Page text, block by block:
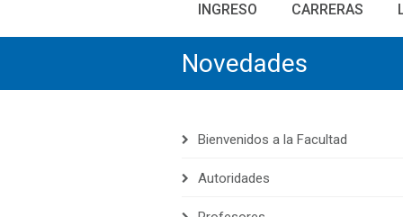
INGRESO CARRERAS
Novedades
Bienvenidos a la Facultad
Autoridades